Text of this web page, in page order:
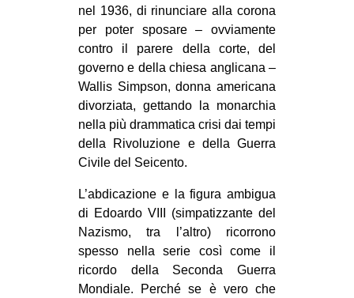
ms
SEARCH
nel 1936, di rinunciare alla corona
per poter sposare – ovviamente
contro il parere della corte, del
governo e della chiesa anglicana –
Wallis Simpson, donna americana
divorziata, gettando la monarchia
nella più drammatica crisi dai tempi
della Rivoluzione e della Guerra
Civile del Seicento.
L’abdicazione e la figura ambigua
di Edoardo VIII (simpatizzante del
Nazismo, tra l’altro) ricorrono
spesso nella serie così come il
ricordo della Seconda Guerra
Mondiale. Perché se è vero che